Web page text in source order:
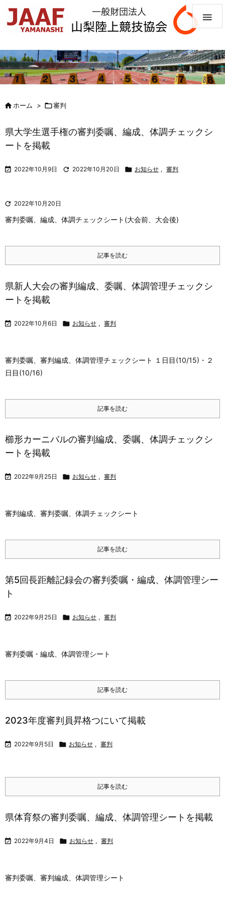

ホーム > 審判
県大学生選手権の審判委嘱、編成、体調チェックシ
ートを掲載
 2022年10月9日  2022年10月20日  お知らせ , 審判
 2022年10月20日
審判委嘱、編成、体調チェックシート(大会前、大会後)
記事を読む
県新人大会の審判編成、委嘱、体調管理チェックシ
ートを掲載
 2022年10月6日  お知らせ , 審判
審判委嘱、審判編成、体調管理チェックシート １日目(10/15)・２
日目(10/16)
記事を読む
櫛形カーニバルの審判編成、委嘱、体調チェックシ
ートを掲載
 2022年9月25日  お知らせ , 審判
審判編成、審判委嘱、体調チェックシート
記事を読む
第5回長距離記録会の審判委嘱・編成、体調管理シー
ト
 2022年9月25日  お知らせ , 審判
審判委嘱・編成、体調管理シート
記事を読む
2023年度審判員昇格つにいて掲載
 2022年9月5日  お知らせ , 審判
記事を読む
県体育祭の審判委嘱、編成、体調管理シートを掲載
 2022年9月4日  お知らせ , 審判
審判委嘱、審判編成、体調管理シート